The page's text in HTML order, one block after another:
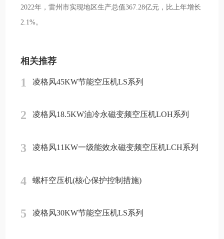
2022年，雷州市实现地区生产总值367.28亿元，比上年增长
2.1%。
相关推荐
1 凌格风45KW节能空压机LS系列
2 凌格风18.5KW油冷永磁变频空压机LOH系列
3 凌格风11KW一级能效永磁变频空压机LCH系列
4 螺杆空压机(核心保护控制措施)
5 凌格风30KW节能空压机LS系列